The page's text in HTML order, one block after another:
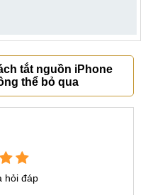
tắt nguồn iPhone
thể bỏ qua
hỏi đáp